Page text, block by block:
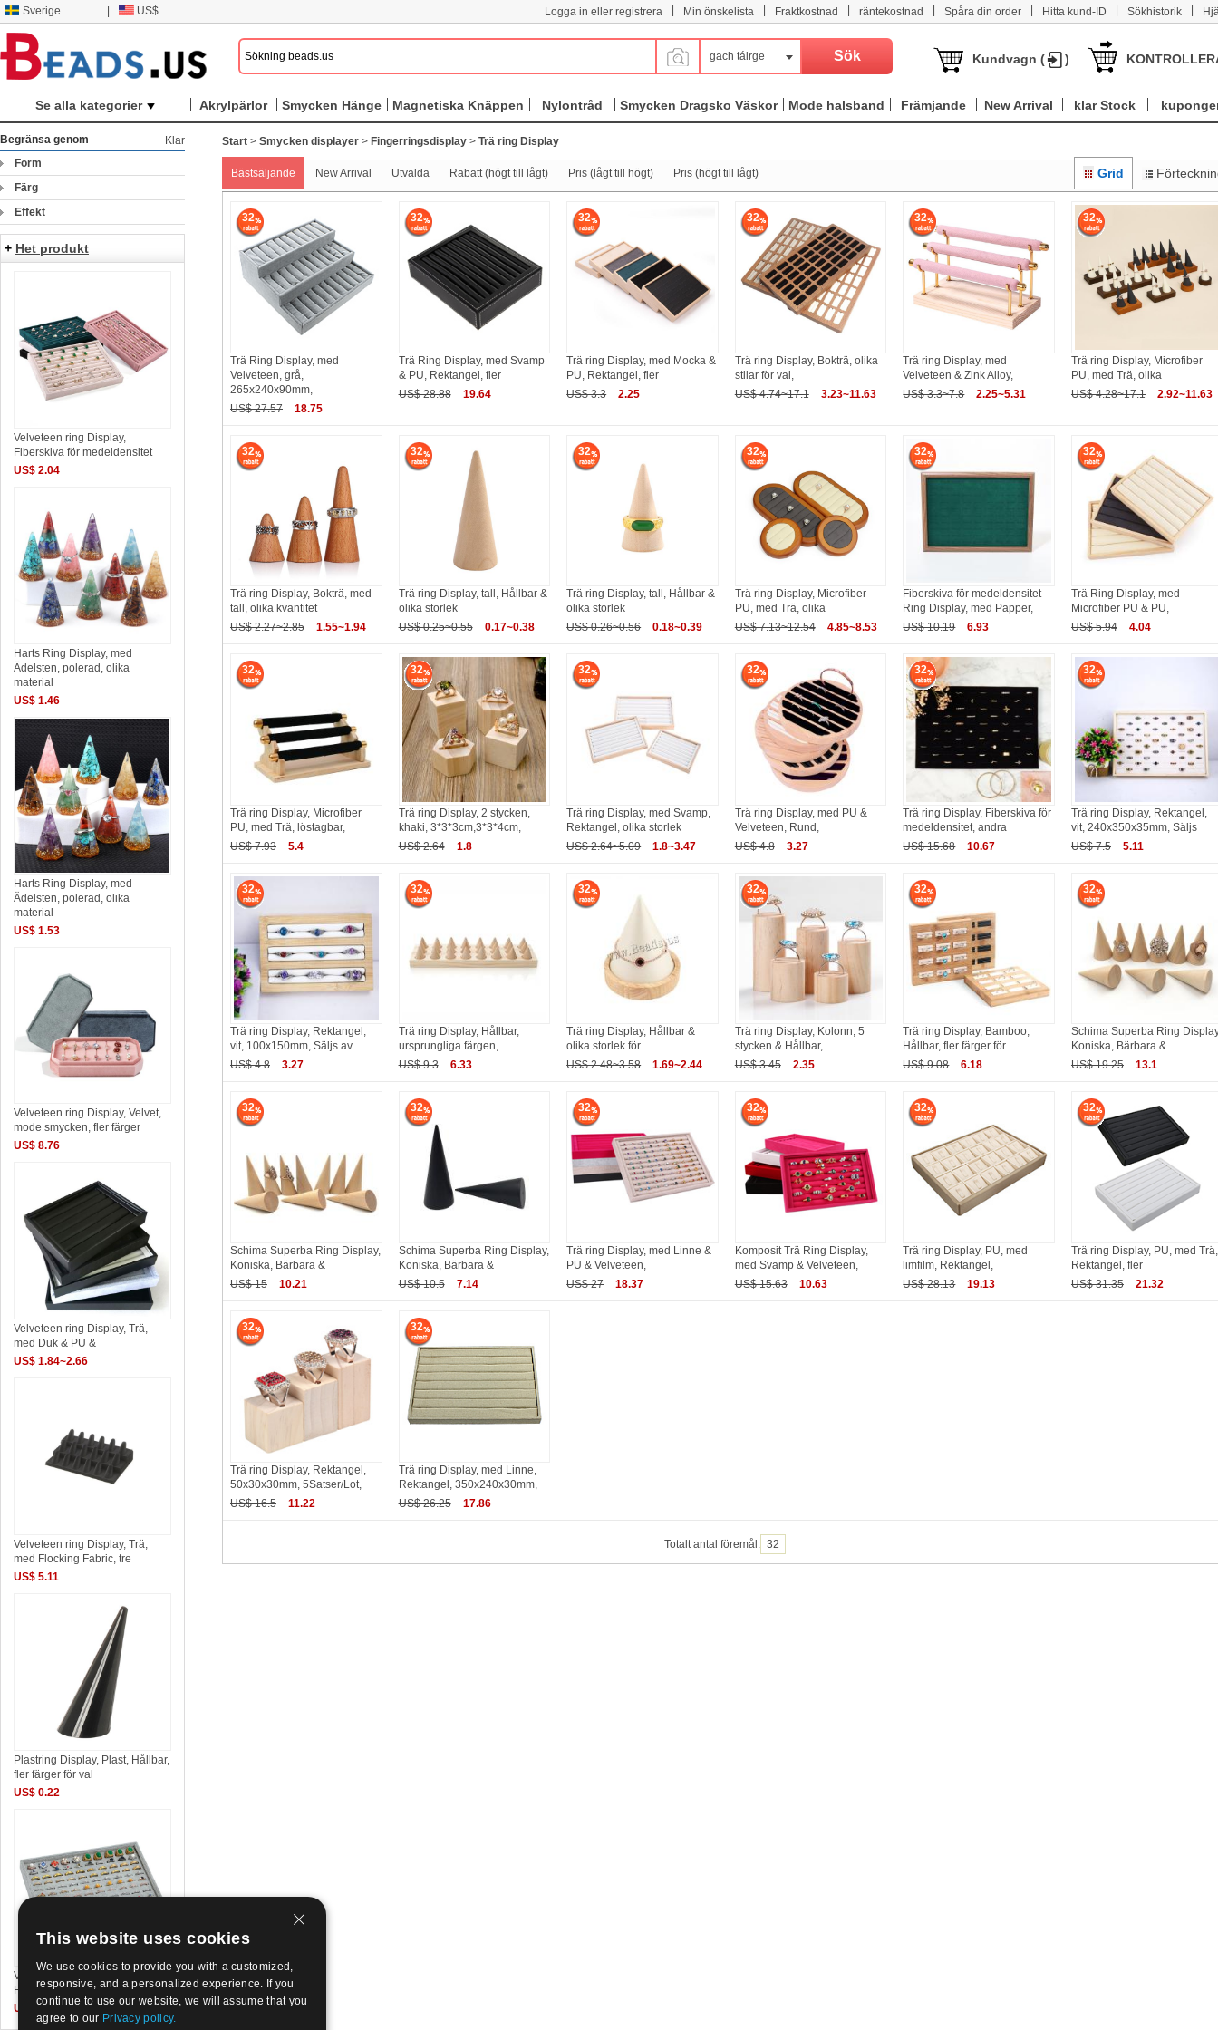
Sverige US$ Logga in eller registrera Min önskelista Fraktkostnad räntekostnad Spåra din order Hitta kund-ID Sökhistorik
gach táirge Kundvagn ( )
Se alla kategorier Akrylpärlor Smycken Hänge Magnetiska Knäppen Nylontråd Smycken Dragsko Väskor Mode halsband Främjande New Arrival klar Stock
Start> Smycken displayer> Fingerringsdisplay> Trä ring Display
Bästsäljande New Arrival Utvalda Rabatt (högt till lågt) Pris (lågt till högt) Pris (högt till lågt) Grid
32
Trä Ring Display, med
Velveteen, grå,
265x240x90mm,
US$ 27.57
18.75
32
Trä Ring Display, med Svamp
& PU, Rektangel, fler
US$ 28.88
19.64
32
Trä ring Display, med Mocka &
PU, Rektangel, fler
US$ 3.3
2.25
32
Trä ring Display, Bokträ, olika
stilar för val,
US$ 4.74~17.1
3.23~11.63
32
Trä ring Display, med
Velveteen & Zink Alloy,
US$ 3.3~7.8
2.25~5.31
32
Trä ring Display, Microfiber
PU, med Trä, olika
US$ 4.28~17.1
2.92~11.63
32
Trä ring Display, Bokträ, med
tall, olika kvantitet
US$ 2.27~2.85
1.55~1.94
32
Trä ring Display, tall, Hållbar &
olika storlek
US$ 0.25~0.55
0.17~0.38
32
Trä ring Display, tall, Hållbar &
olika storlek
US$ 0.26~0.56
0.18~0.39
32
Trä ring Display, Microfiber
PU, med Trä, olika
US$ 7.13~12.54
4.85~8.53
32
Fiberskiva för medeldensitet
Ring Display, med Papper,
US$ 10.19
6.93
32
Trä Ring Display, med
Microfiber PU & PU,
US$ 5.94
4.04
32
Trä ring Display, Microfiber
PU, med Trä, löstagbar,
US$ 7.93
5.4
32
Trä ring Display, 2 stycken,
khaki, 3*3*3cm,3*3*4cm,
US$ 2.64
1.8
32
Trä ring Display, med Svamp,
Rektangel, olika storlek
US$ 2.64~5.09
1.8~3.47
32
Trä ring Display, med PU &
Velveteen, Rund,
US$ 4.8
3.27
32
Trä ring Display, Fiberskiva för
medeldensitet, andra
US$ 15.68
10.67
32
Trä ring Display, Rektangel,
vit, 240x350x35mm, Säljs
US$ 7.5
5.11
32
Trä ring Display, Rektangel,
vit, 100x150mm, Säljs av
US$ 4.8
3.27
32
Trä ring Display, Hållbar,
ursprungliga färgen,
US$ 9.3
6.33
32
Trä ring Display, Hållbar &
olika storlek för
US$ 2.48~3.58
1.69~2.44
32
Trä ring Display, Kolonn, 5
stycken & Hållbar,
US$ 3.45
2.35
32
Trä ring Display, Bamboo,
Hållbar, fler färger för
US$ 9.08
6.18
32
Schima Superba Ring
Koniska, Bärbara &
US$ 19.25
13.1
32
Schima Superba Ring Display,
Koniska, Bärbara &
US$ 15
10.21
32
Schima Superba Ring Display,
Koniska, Bärbara &
US$ 10.5
7.14
32
Trä ring Display, med Linne &
PU & Velveteen,
US$ 27
18.37
32
Komposit Trä Ring Display,
med Svamp & Velveteen,
US$ 15.63
10.63
32
Trä ring Display, PU, med
limfilm, Rektangel,
US$ 28.13
19.13
32
Trä ring Display, PU, med Trä,
Rektangel, fler
US$ 31.35
21.32
32
Trä ring Display, Rektangel,
50x30x30mm, 5Satser/Lot,
US$ 16.5
11.22
32
Trä ring Display, med Linne,
Rektangel, 350x240x30mm,
US$ 26.25
17.86
Totalt antal föremål: 32
Begränsa genom
Klar
Form
Färg
Effekt
+ Het produkt
Velveteen ring Display,
Fiberskiva för medeldensitet
US$ 2.04
Harts Ring Display, med
Ädelsten, polerad, olika
material
US$ 1.46
Harts Ring Display, med
Ädelsten, polerad, olika
material
US$ 1.53
Velveteen ring Display, Velvet,
mode smycken, fler färger
US$ 8.76
Velveteen ring Display, Trä,
med Duk & PU &
US$ 1.84~2.66
Velveteen ring Display, Trä,
med Flocking Fabric, tre
US$ 5.11
Plastring Display, Plast, Hållbar,
fler färger för val
US$ 0.22
Velveteen ring Display, med
Flocking Fabric & MDF &
US$ 2.3~2.68
This website uses cookies
We use cookies to provide you with a customized,
responsive, and a personalized experience. If you
continue to use our website, we will assume that you
agree to our Privacy policy.